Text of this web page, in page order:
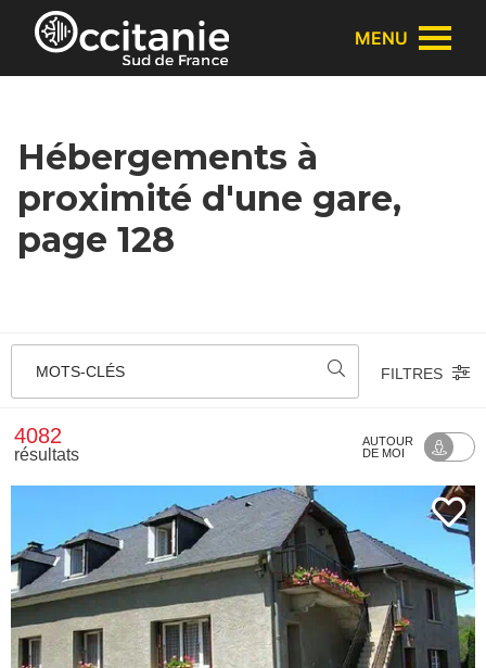
Panneau de gestion des cookies
MENU
Hébergements à
proximité d'une gare,
page 128
MOTS-CLÉS FILTRES
4082
résultats
AUTOUR
DE MOI